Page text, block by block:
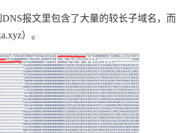
DNS报文里包含了大量的较长子域名，而
）。